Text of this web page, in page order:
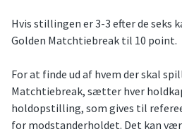
Hvis stillingen er 3-3 efter de seks
Golden Matchtiebreak til 10 point.
For at finde ud af hvem der skal
Matchtiebreak, sætter hver
holdopstilling, som gives til
for modstanderholdet. Det kan